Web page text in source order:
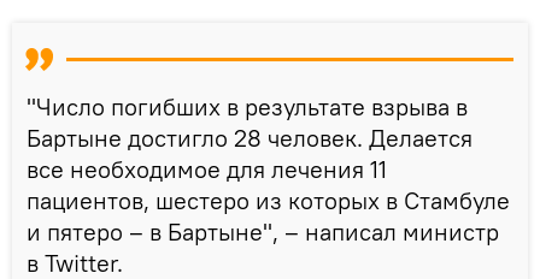
"Число погибших в результате взрыва в
Бартыне достигло 28 человек. Делается
все необходимое для лечения 11
пациентов, шестеро из которых в Стамбуле
и пятеро – в Бартыне", – написал министр
в Twitter.